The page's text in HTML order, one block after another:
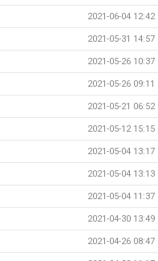
2021-06-04 12:42
2021-05-31 14:57
2021-05-26 10:37
2021-05-26 09:11
2021-05-21 06:52
2021-05-12 15:15
2021-05-04 13:17
2021-05-04 13:13
2021-05-04 11:37
2021-04-30 13:49
2021-04-26 08:47